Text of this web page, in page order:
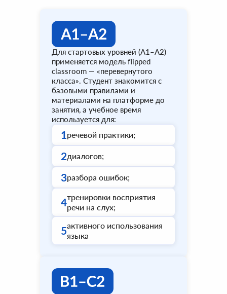
Для стартовых уровней (A1–A2)
применяется модель flipped
classroom — «перевернутого
класса». Студент знакомится с
базовыми правилами и
материалами на платформе до
занятия, а учебное время
используется для:
1речевой практики;
2диалогов;
3разбора ошибок;
4тренировки восприятия
речи на слух;
5активного использования
языка